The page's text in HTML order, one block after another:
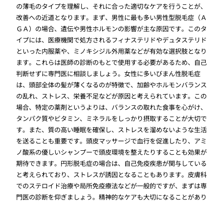
の薄毛のタイプを理解し、それに合った適切なケアを行うことが、
改善への近道となります。まず、男性に最も多い男性型脱毛症（Ａ
ＧＡ）の場合、遺伝や男性ホルモンの影響が主な原因です。このタ
イプには、医療機関で処方されるフィナステリドやデュタステリド
といった内服薬や、ミノキシジル外用薬などが有効な選択肢となり
ます。これらは医師の診断のもとで使用する必要があるため、自己
判断せずに専門医に相談しましょう。女性に多いびまん性脱毛症
は、頭部全体の髪が薄くなるのが特徴で、加齢やホルモンバランス
の乱れ、ストレス、栄養不足などが原因と考えられています。この
場合、特定の薬剤というよりは、バランスの取れた食事を心がけ、
タンパク質やビタミン、ミネラルをしっかり摂取することが大切で
す。また、質の高い睡眠を確保し、ストレスを溜めないような生活
を送ることも重要です。頭皮マッサージで血行を促進したり、アミ
ノ酸系の優しいシャンプーで頭皮環境を整えたりすることも効果が
期待できます。円形脱毛症の場合は、自己免疫疾患が関与している
と考えられており、ストレスが誘因となることもあります。皮膚科
でのステロイド治療や局所免疫療法などが一般的ですが、まずは専
門医の診断を仰ぎましょう。精神的なケアも大切になることがあり